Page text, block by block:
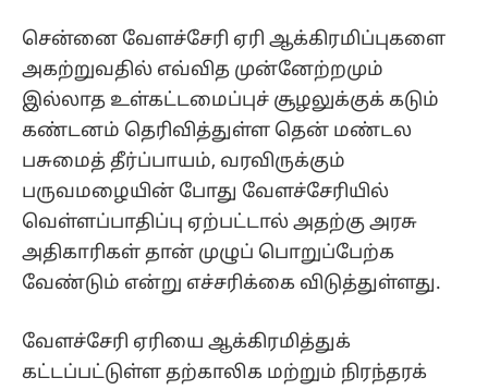
சென்னை வேளச்சேரி ஏரி ஆக்கிரமிப்புகளை
அகற்றுவதில் எவ்வித முன்னேற்றமும்
இல்லாத உள்கட்டமைப்புச் சூழலுக்குக் கடும்
கண்டனம் தெரிவித்துள்ள தென் மண்டல
பசுமைத் தீர்ப்பாயம், வரவிருக்கும்
பருவமழையின் போது வேளச்சேரியில்
வெள்ளப்பாதிப்பு ஏற்பட்டால் அதற்கு அரசு
அதிகாரிகள் தான் முழுப் பொறுப்பேற்க
வேண்டும் என்று எச்சரிக்கை விடுத்துள்ளது.
வேளச்சேரி ஏரியை ஆக்கிரமித்துக்
கட்டப்பட்டுள்ள தற்காலிக மற்றும் நிரந்தரக்